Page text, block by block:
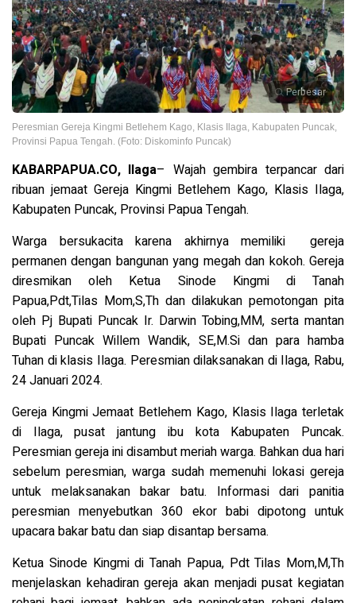
Perbesar
Peresmian Gereja Kingmi Betlehem Kago, Klasis Ilaga, Kabupaten Puncak,
Provinsi Papua Tengah. (Foto: Diskominfo Puncak)
KABARPAPUA.CO, Ilaga– Wajah gembira terpancar dari
ribuan jemaat Gereja Kingmi Betlehem Kago, Klasis Ilaga,
Kabupaten Puncak, Provinsi Papua Tengah.
Warga bersukacita karena akhirnya memiliki gereja
permanen dengan bangunan yang megah dan kokoh. Gereja
diresmikan oleh Ketua Sinode Kingmi di Tanah
Papua,Pdt,Tilas Mom,S,Th dan dilakukan pemotongan pita
oleh Pj Bupati Puncak Ir. Darwin Tobing,MM, serta mantan
Bupati Puncak Willem Wandik, SE,M.Si dan para hamba
Tuhan di klasis Ilaga. Peresmian dilaksanakan di Ilaga, Rabu,
24 Januari 2024.
Gereja Kingmi Jemaat Betlehem Kago, Klasis Ilaga terletak
di Ilaga, pusat jantung ibu kota Kabupaten Puncak.
Peresmian gereja ini disambut meriah warga. Bahkan dua hari
sebelum peresmian, warga sudah memenuhi lokasi gereja
untuk melaksanakan bakar batu. Informasi dari panitia
peresmian menyebutkan 360 ekor babi dipotong untuk
upacara bakar batu dan siap disantap bersama.
Ketua Sinode Kingmi di Tanah Papua, Pdt Tilas Mom,M,Th
menjelaskan kehadiran gereja akan menjadi pusat kegiatan